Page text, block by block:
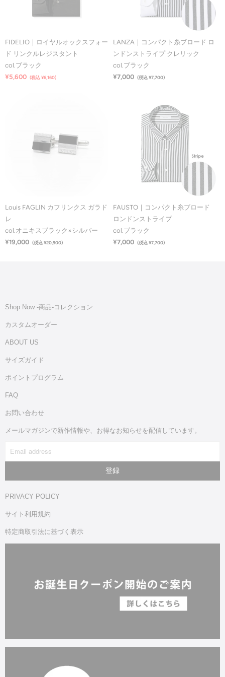
FIDELIO｜ロイヤルオックスフォー
ド リンクルレジスタント
col.ブラック
¥5,600 (税込 ¥6,160)
LANZA｜コンパクト糸ブロード ロ
ンドンストライプ クレリック
col.ブラック
¥7,000 (税込 ¥7,700)
Louis FAGLIN カフリンクス ガラド
レ
col.オニキスブラック×シルバー
¥19,000 (税込 ¥20,900)
FAUSTO｜コンパクト糸ブロード
ロンドンストライプ
col.ブラック
¥7,000 (税込 ¥7,700)
Shop Now -商品‐コレクション
カスタムオーダー
ABOUT US
サイズガイド
ポイントプログラム
FAQ
お問い合わせ
メールマガジンで新作情報や、お得なお知らせを配信しています。
PRIVACY POLICY
サイト利用規約
特定商取引法に基づく表示